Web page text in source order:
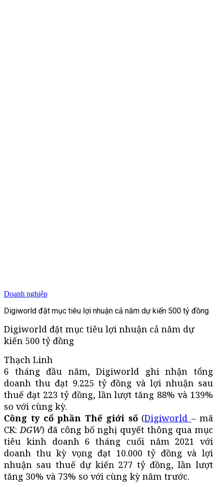
Doanh nghiệp
Digiworld đặt mục tiêu lợi nhuận cả năm dự kiến 500 tỷ đồng
Digiworld đặt mục tiêu lợi nhuận cả năm dự
kiến 500 tỷ đồng
Thạch Linh
6 tháng đầu năm, Digiworld ghi nhận tổng
doanh thu đạt 9.225 tỷ đồng và lợi nhuận sau
thuế đạt 223 tỷ đồng, lần lượt tăng 88% và 139%
so với cùng kỳ.
Công ty cổ phần Thế giới số(Digiworld– mã
CK:DGW) đã công bố nghị quyết thông qua mục
tiêu kinh doanh 6 tháng cuối năm 2021 với
doanh thu kỳ vọng đạt 10.000 tỷ đồng và lợi
nhuận sau thuế dự kiến 277 tỷ đồng, lần lượt
tăng 30% và 73% so với cùng kỳ năm trước.